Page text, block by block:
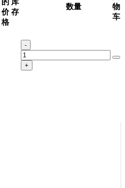
的
价
格
库
存
数量
物
车
-
+